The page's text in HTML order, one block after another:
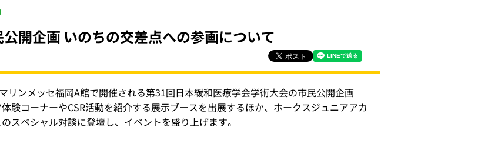
開企画 いのちの交差点への参画について
リンメッセ福岡A館で開催される第31回日本緩和医療学会学術大会の市民公開企画
験コーナーやCSR活動を紹介する展示ブースを出展するほか、ホークスジュニアアカ
スペシャル対談に登壇し、イベントを盛り上げます。